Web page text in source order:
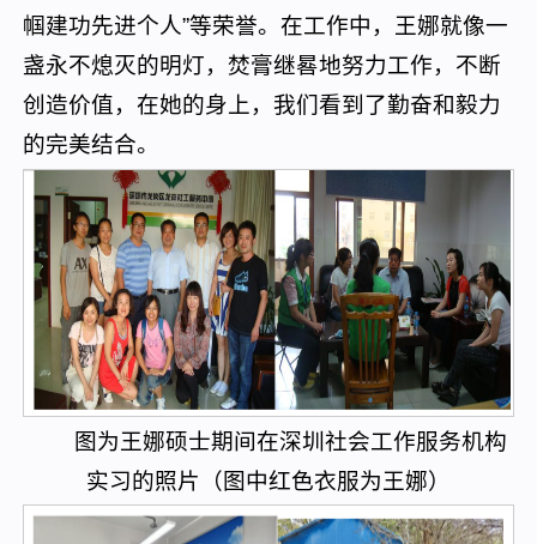
帼建功先进个人”等荣誉。在工作中，王娜就像一
盏永不熄灭的明灯，焚膏继晷地努力工作，不断
创造价值，在她的身上，我们看到了勤奋和毅力
的完美结合。
图为王娜硕士期间在深圳社会工作服务机构
实习的照片（图中红色衣服为王娜）